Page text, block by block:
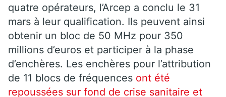
quatre opérateurs, l’Arcep a conclu le 31
mars à leur qualification. Ils peuvent ainsi
obtenir un bloc de 50 MHz pour 350
millions d’euros et participer à la phase
d’enchères. Les enchères pour l’attribution
de 11 blocs de fréquences ont été
repoussées sur fond de crise sanitaire et